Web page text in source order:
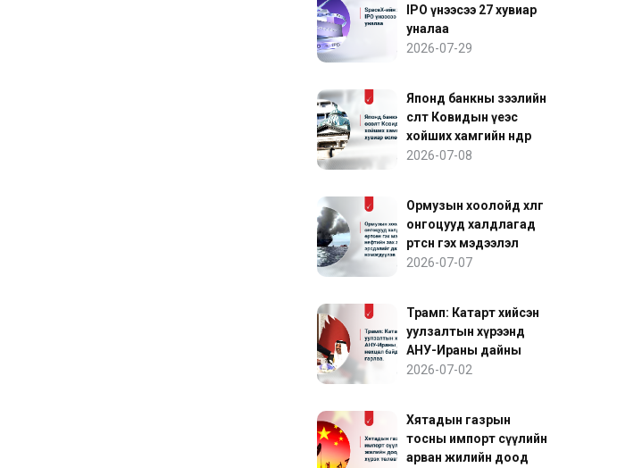
IPO үнээсээ 27 хувиар
уналаа
2026-07-29
Японд банкны зээлийн
өсөлт Ковидын үеэс
хойших хамгийн өндөр
хувиар өслөө
2026-07-08
Ормузын хоолойд хөлөг
онгоцууд халдлагад
өртсөн гэх мэдээлэл
нефтийн зах зээлийн
2026-07-07
Трамп: Катарт хийсэн
уулзалтын хүрээнд
АНУ-Ираны дайны
нөхцөл байдалд ахиц
2026-07-02
Хятадын газрын
тосны импорт сүүлийн
арван жилийн доод